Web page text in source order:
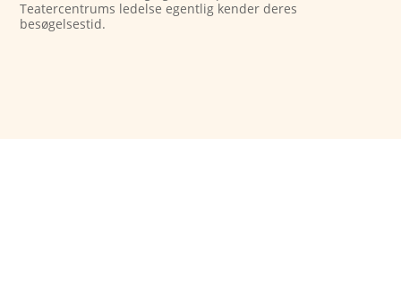
Teatercentrums ledelse egentlig kender deres
besøgelsestid.